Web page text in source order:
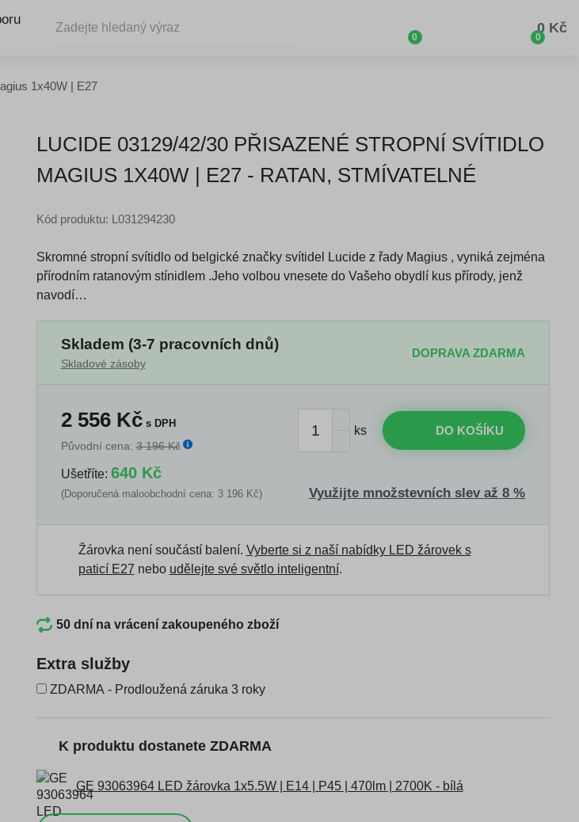
0 0
0 Kč
1x40W | E27
LUCIDE 03129/42/30 PŘISAZENÉ STROPNÍ SVÍTIDLO
MAGIUS 1X40W | E27 - RATAN, STMÍVATELNÉ
Kód produktu: L031294230
Skromné stropní svítidlo od belgické značky svítidel Lucide z řady Magius , vyniká zejména
přírodním ratanovým stínidlem .Jeho volbou vnesete do Vašeho obydlí kus přírody, jenž
navodí…
Skladem (3-7 pracovních dnů)
Skladové zásoby
DOPRAVA ZDARMA
2 556Kčs DPH
Původní cena:3 196 Kč
Ušetříte: 640 Kč
(Doporučená maloobchodní cena: 3 196 Kč)
ks DO KOŠÍKU
Využijte množstevních slev až 8 %
Žárovka není součástí balení. Vyberte si z naší nabídky LED žárovek s
paticí E27 nebo udělejte své světlo inteligentní.
50 dní na vrácení zakoupeného zboží
Extra služby
ZDARMA - Prodloužená záruka 3 roky
K produktu dostanete ZDARMA
GE 93063964 LED žárovka 1x5.5W | E14 | P45 | 470lm | 2700K - bílá